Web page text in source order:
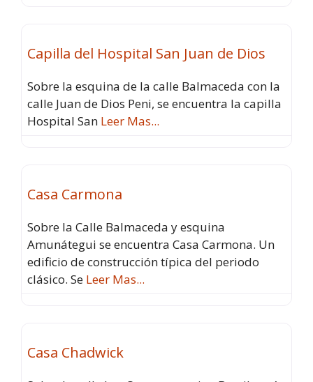
Capilla del Hospital San Juan de Dios
Sobre la esquina de la calle Balmaceda con la
calle Juan de Dios Peni, se encuentra la capilla
Hospital San Leer Mas...
Casa Carmona
Sobre la Calle Balmaceda y esquina
Amunátegui se encuentra Casa Carmona. Un
edificio de construcción típica del periodo
clásico. Se Leer Mas...
Casa Chadwick